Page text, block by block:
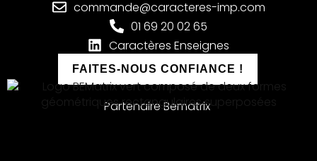
commande@caracteres-imp.com
01 69 20 02 65
Caractères Enseignes
FAITES-NOUS CONFIANCE !
Partenaire Bematrix